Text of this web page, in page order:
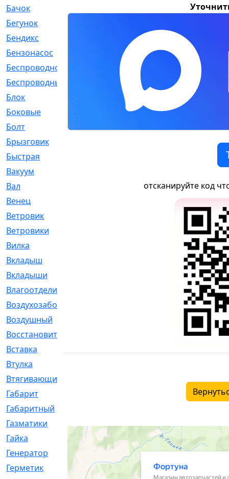
Бачок
Бегунок
Бендикс
Бензонасос
Беспроводное
Беспроводные
Блок
Боковые
Болт
[247]
Брызговик
Быстрая
Вакуум
Вал
Венец
Ветровик
Ветровики
Вилка
Вкладыш
Вкладыши
Влагоотделитель
Воздухозаборник
Воздушный
Восстановительный
Вставка
Втулка
Втягивающий
Габарит
Габаритный
Газматики
[117]
Гайка
[104]
Генератор
[148]
Герметик
[15]
отсканируйте код